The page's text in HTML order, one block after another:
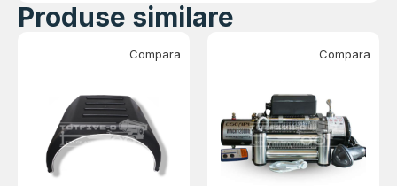
Produse similare
Compara Compara